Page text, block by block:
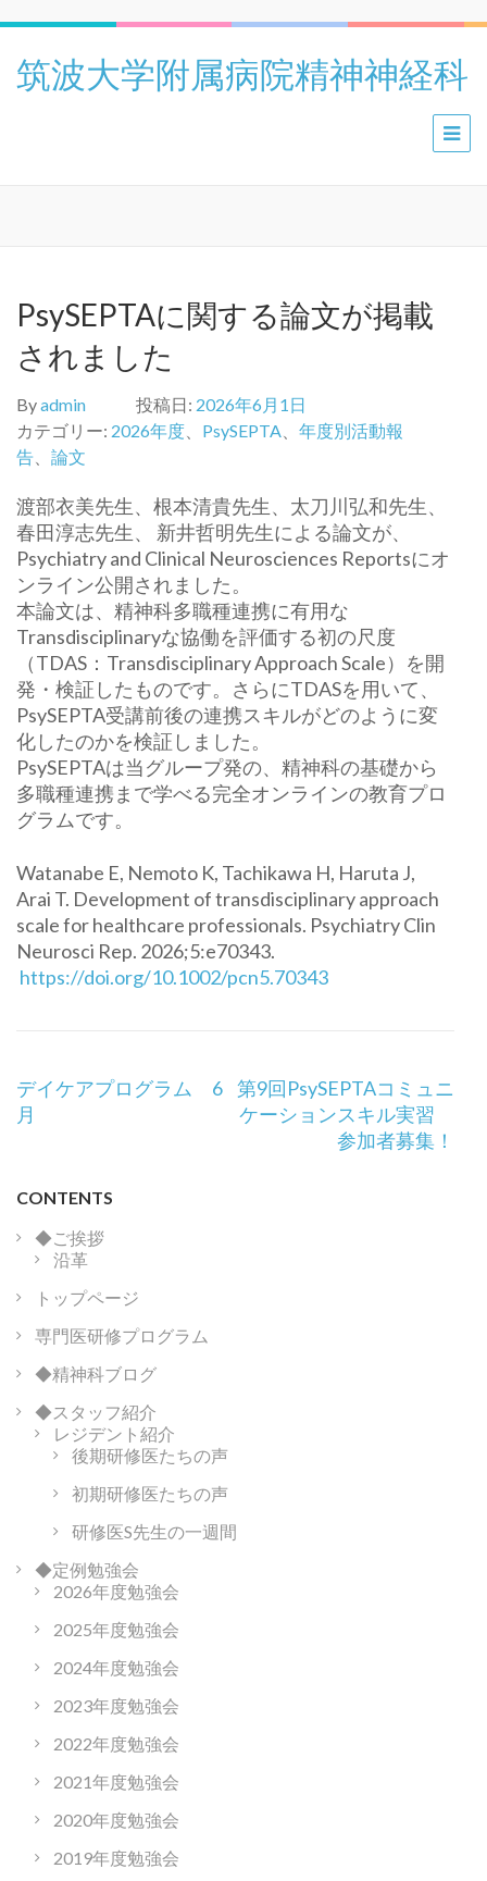
筑波大学附属病院精神神経科
PsySEPTAに関する論文が掲載
されました
Byadmin 投稿日: 2026年6月1日
カテゴリー: 2026年度 PsySEPTA
年度別活動報
告
論文
渡部衣美先生、根本清貴先生、太刀川弘和先生、
春田淳志先生、 新井哲明先生による論文が、
Psychiatry and Clinical Neurosciences Reportsにオ
ンライン公開されました。
本論文は、精神科多職種連携に有用な
Transdisciplinaryな協働を評価する初の尺度
（TDAS：Transdisciplinary Approach Scale）を開
発・検証したものです。さらにTDASを用いて、
PsySEPTA受講前後の連携スキルがどのように変
化したのかを検証しました。
PsySEPTAは当グループ発の、精神科の基礎から
多職種連携まで学べる完全オンラインの教育プロ
グラムです。
Watanabe E, Nemoto K, Tachikawa H, Haruta J,
Arai T. Development of transdisciplinary approach
scale for healthcare professionals. Psychiatry Clin
Neurosci Rep. 2026;5:e70343.
https://doi.org/10.1002/pcn5.70343
投
稿
ゲ
ー
シ
ョ
ン
デイケアプログラム 6
月
第9回PsySEPTAコミュニ
ケーションスキル実習
参加者募集！
CONTENTS
◆ご挨拶
沿革
トップページ
専門医研修プログラム
◆精神科ブログ
◆スタッフ紹介
レジデント紹介
後期研修医たちの声
初期研修医たちの声
研修医S先生の一週間
◆定例勉強会
2026年度勉強会
2025年度勉強会
2024年度勉強会
2023年度勉強会
2022年度勉強会
2021年度勉強会
2020年度勉強会
2019年度勉強会